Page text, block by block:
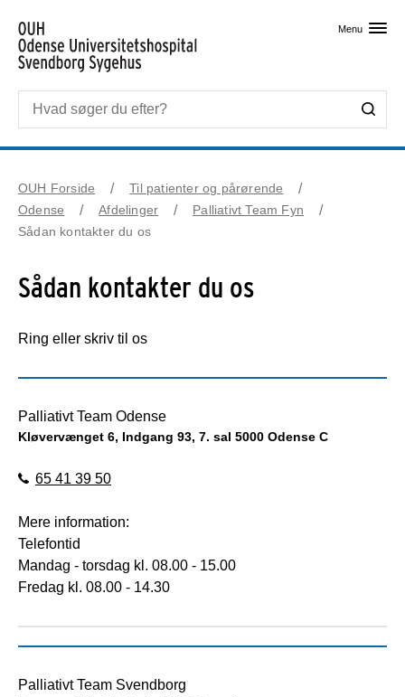
Menu
OUH Forside
Til patienter og pårørende
Odense
Afdelinger
Palliativt Team Fyn
Sådan kontakter du os
Sådan kontakter du os
Ring eller skriv til os
Palliativt Team Odense
Kløvervænget 6, Indgang 93, 7. sal 5000 Odense C
65 41 39 50
Mere information:
Telefontid
Mandag - torsdag kl. 08.00 - 15.00
Fredag kl. 08.00 - 14.30
Palliativt Team Svendborg